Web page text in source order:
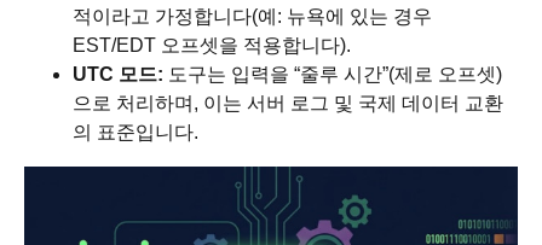
적이라고 가정합니다(예: 뉴욕에 있는 경우
EST/EDT 오프셋을 적용합니다).
UTC 모드: 도구는 입력을 “줄루 시간”(제로 오프셋)
으로 처리하며, 이는 서버 로그 및 국제 데이터 교환
의 표준입니다.